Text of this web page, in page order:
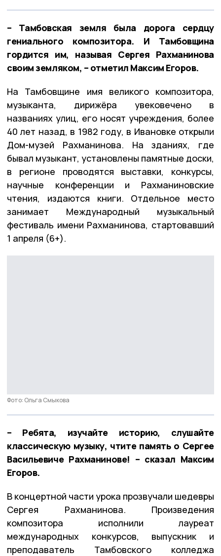
– Тамбовская земля была дорога сердцу
гениального композитора. И Тамбовщина
гордится им, называя Сергея Рахманинова
своим земляком, – отметил Максим Егоров.
На Тамбовщине имя великого композитора,
музыканта, дирижёра увековечено в
названиях улиц, его носят учреждения, более
40 лет назад, в 1982 году, в Ивановке открыли
Дом-музей Рахманинова. На зданиях, где
бывал музыкант, установлены памятные доски,
в регионе проводятся выставки, конкурсы,
научные конференции и Рахманиновские
чтения, издаются книги. Отдельное место
занимает Международный музыкальный
фестиваль имени Рахманинова, стартовавший
1 апреля (6+).
Фото: Ольга Смыкова
– Ребята, изучайте историю, слушайте
классическую музыку, чтите память о Сергее
Васильевиче Рахманинове! – сказал Максим
Егоров.
В концертной части урока прозвучали шедевры
Сергея Рахманинова. Произведения
композитора исполнили лауреат
международных конкурсов, выпускник и
преподаватель Тамбовского колледжа